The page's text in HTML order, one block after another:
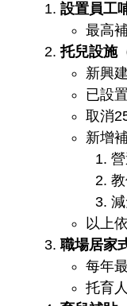
設置員工
最高
托兒設施
新興
已設
取消
新增
以上
職場居家
每年
托育